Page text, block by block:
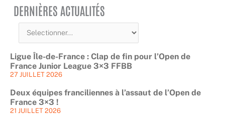
DERNIÈRES ACTUALITÉS
Ligue Île-de-France : Clap de fin pour l’Open de
France Junior League 3×3 FFBB
27 JUILLET 2026
Deux équipes franciliennes à l’assaut de l’Open de
France 3×3 !
21 JUILLET 2026